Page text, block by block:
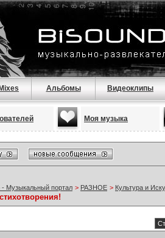
Альбомы Видеоклипы
Моя музыка
- Музыкальный портал > РАЗНОЕ > Культура и